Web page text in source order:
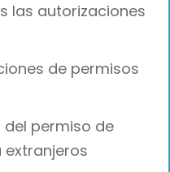
las autorizaciones
de permisos
del permiso de
extranjeros